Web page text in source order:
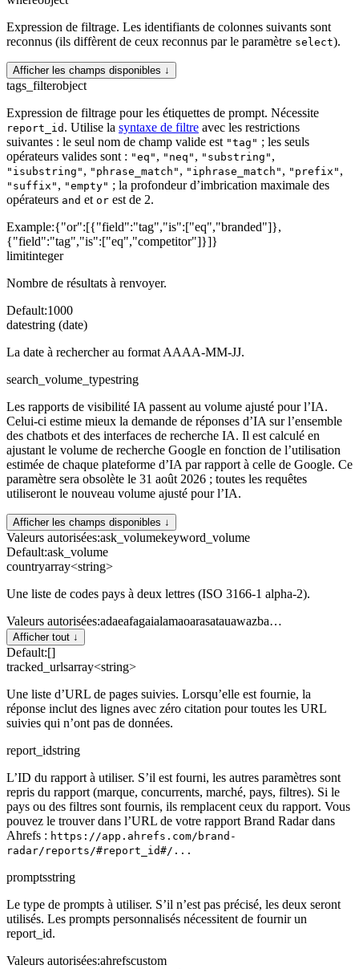
Expression de filtrage. Les identifiants de colonnes suivants sont
reconnus (ils diffèrent de ceux reconnus par le paramètre select).
Afficher les champs disponibles ↓
tags_filterobject
Expression de filtrage pour les étiquettes de prompt. Nécessite
report_id . Utilise la syntaxe de filtre avec les restrictions
suivantes : le seul nom de champ valide est "tag" ; les seuls
opérateurs valides sont : "eq" , "neq" , "substring" ,
"isubstring" , "phrase_match" , "iphrase_match" , "prefix" ,
"suffix" , "empty" ; la profondeur d’imbrication maximale des
opérateurs and et or est de 2.
Example:{"or":[{"field":"tag","is":["eq","branded"]},
{"field":"tag","is":["eq","competitor"]}]}
limitinteger
Nombre de résultats à renvoyer.
Default:1000
datestring (date)
La date à rechercher au format AAAA-MM-JJ.
search_volume_typestring
Les rapports de visibilité IA passent au volume ajusté pour l’IA.
Celui-ci estime mieux la demande de réponses d’IA sur l’ensemble
des chatbots et des interfaces de recherche IA. Il est calculé en
ajustant le volume de recherche Google en fonction de l’utilisation
estimée de chaque plateforme d’IA par rapport à celle de Google. Ce
paramètre sera obsolète le 31 août 2026 ; toutes les requêtes
utiliseront le nouveau volume ajusté pour l’IA.
Afficher les champs disponibles ↓
Valeurs autorisées:ask_volumekeyword_volume
Default:ask_volume
countryarray<string>
Une liste de codes pays à deux lettres (ISO 3166-1 alpha-2).
Valeurs autorisées:adaeafagaialamaoarasatauawazba…
Afficher tout ↓
Default:[]
tracked_urlsarray<string>
Une liste d’URL de pages suivies. Lorsqu’elle est fournie, la
réponse inclut des lignes avec zéro citation pour toutes les URL
suivies qui n’ont pas de données.
report_idstring
L’ID du rapport à utiliser. S’il est fourni, les autres paramètres sont
repris du rapport (marque, concurrents, marché, pays, filtres). Si le
pays ou des filtres sont fournis, ils remplacent ceux du rapport. Vous
pouvez le trouver dans l’URL de votre rapport Brand Radar dans
Ahrefs : https://app.ahrefs.com/brand-
radar/reports/#report_id#/...
promptsstring
Le type de prompts à utiliser. S’il n’est pas précisé, les deux seront
utilisés. Les prompts personnalisés nécessitent de fournir un
report_id.
Valeurs autorisées:ahrefscustom